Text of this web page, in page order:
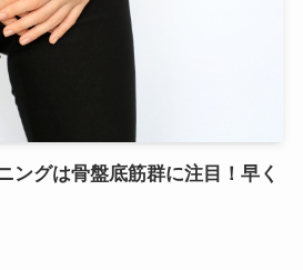
ングは骨盤底筋群に注目！早く